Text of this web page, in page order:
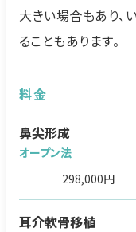
大きい場合もあり、
ることもあります。
料金
鼻尖形成
オープン法
298,000円
耳介軟骨移植